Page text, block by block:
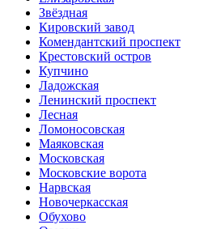
Звёздная
Кировский завод
Комендантский проспект
Крестовский остров
Купчино
Ладожская
Ленинский проспект
Лесная
Ломоносовская
Маяковская
Московская
Московские ворота
Нарвская
Новочеркасская
Обухово